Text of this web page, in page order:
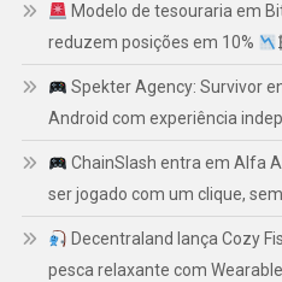
Modelo de tesouraria em
reduzem posições em 10%
Spekter Agency: Survivor
Android com experiência
ChainSlash entra em Alfa
ser jogado com um clique,
Decentraland lança Cozy
pesca relaxante com